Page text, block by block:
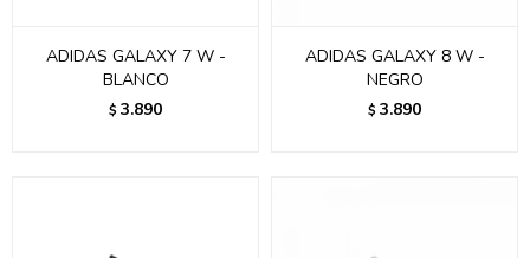
ADIDAS GALAXY 7 W -
BLANCO
$ 3.890
ADIDAS GALAXY 8 W -
NEGRO
$ 3.890